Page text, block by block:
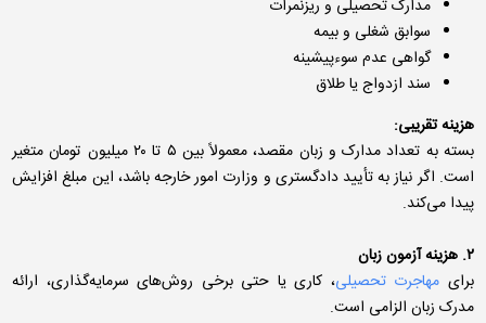
مدارک تحصیلی و ریزنمرات
سوابق شغلی و بیمه
گواهی عدم سوءپیشینه
سند ازدواج یا طلاق
هزینه تقریبی:
بسته به تعداد مدارک و زبان مقصد، معمولاً بین ۵ تا ۲۰ میلیون تومان متغیر
است. اگر نیاز به تأیید دادگستری و وزارت امور خارجه باشد، این مبلغ افزایش
پیدا می‌کند.
۲. هزینه آزمون زبان
برای مهاجرت تحصیلی، کاری یا حتی برخی روش‌های سرمایه‌گذاری، ارائه
مدرک زبان الزامی است.